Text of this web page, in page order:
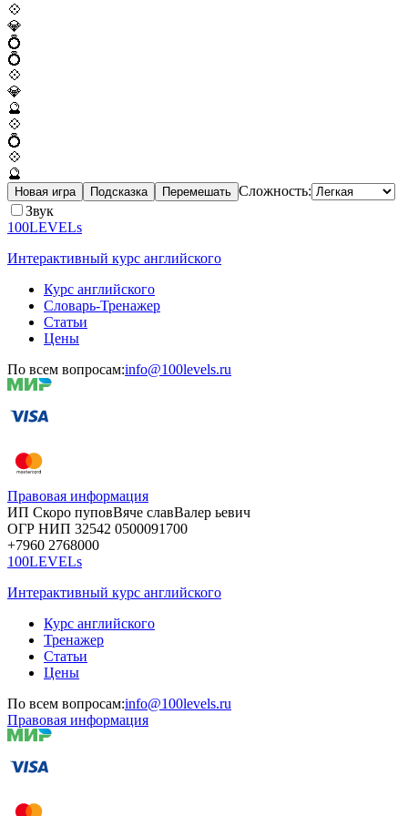
💠
💎
💍
💍
💠
💎
🔮
💠
💍
💠
🔮
Новая игра Подсказка Перемешать Сложность:
Звук
100LEVELs
Интерактивный курс английского
Курс английского
Словарь-Тренажер
Статьи
Цены
По всем вопросам:info@100levels.ru
Правовая информация
ИП Скоро пуповВяче славВалер ьевич
ОГР НИП 32542 0500091700
+7960 2768000
100LEVELs
Интерактивный курс английского
Курс английского
Тренажер
Статьи
Цены
По всем вопросам:info@100levels.ru
Правовая информация